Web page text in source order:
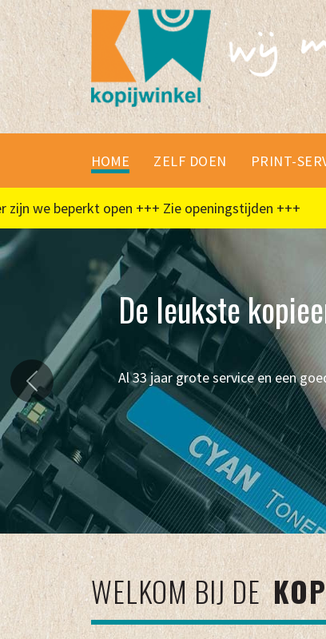
HOME ZELF DOEN PRINT-
beperkt open +++ Zie openingstijden +++
De leukste
Al 33 jaar grote service en een
Previous
WELKOM BIJ DE